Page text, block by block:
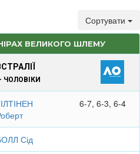
Сортувати
ВЕЛИКОГО ШЛЕМУ
6-7, 6-3, 6-4
Сід